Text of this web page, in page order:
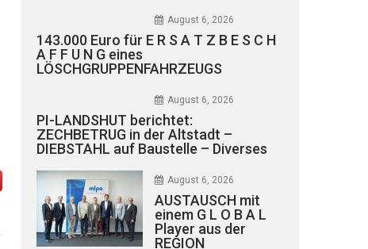
August 6, 2026
143.000 Euro für E R S A T Z B E S C H
A F F U N G eines
LÖSCHGRUPPENFAHRZEUGS
August 6, 2026
PI-LANDSHUT berichtet:
ZECHBETRUG in der Altstadt –
DIEBSTAHL auf Baustelle – Diverses
August 6, 2026
AUSTAUSCH mit
einem G L O B A L
Player aus der
REGION